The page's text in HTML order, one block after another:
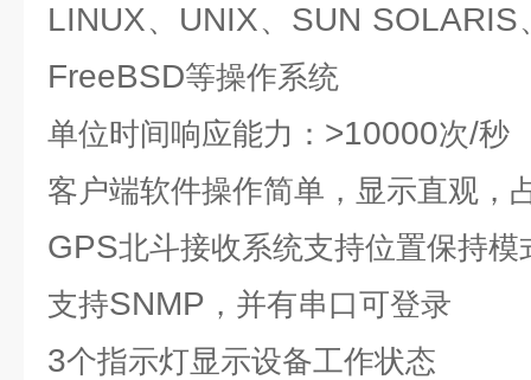
LINUX、 UNIX、 SUN SOLARIS
FreeBSD等操作系统
单位时间响应能力： >10000次/秒
客户端软件操作简单，显示直观，
GPS北斗接收系统支持位置保持
支持SNMP ，并有串口可登录
3个指示灯显示设备工作状态